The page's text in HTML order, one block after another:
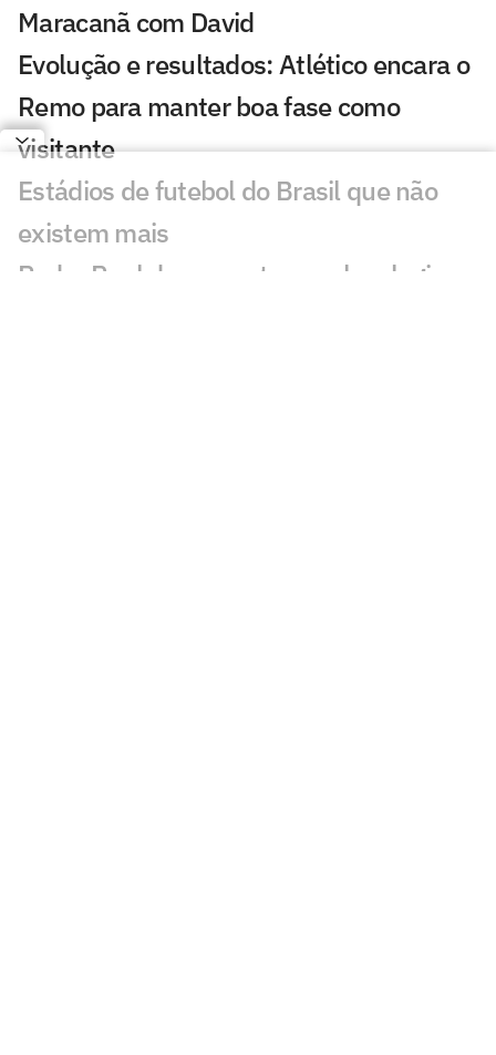
Maracanã com David
Evolução e resultados: Atlético encara o
Remo para manter boa fase como
visitante
Estádios de futebol do Brasil que não
existem mais
Pedro Raul desencanta, recebe elogios